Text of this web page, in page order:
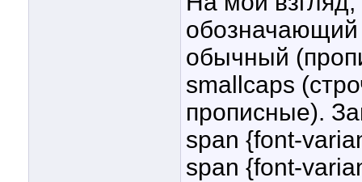
обозначающий
обычный
smallcaps
прописные).
span {font-
span {font-